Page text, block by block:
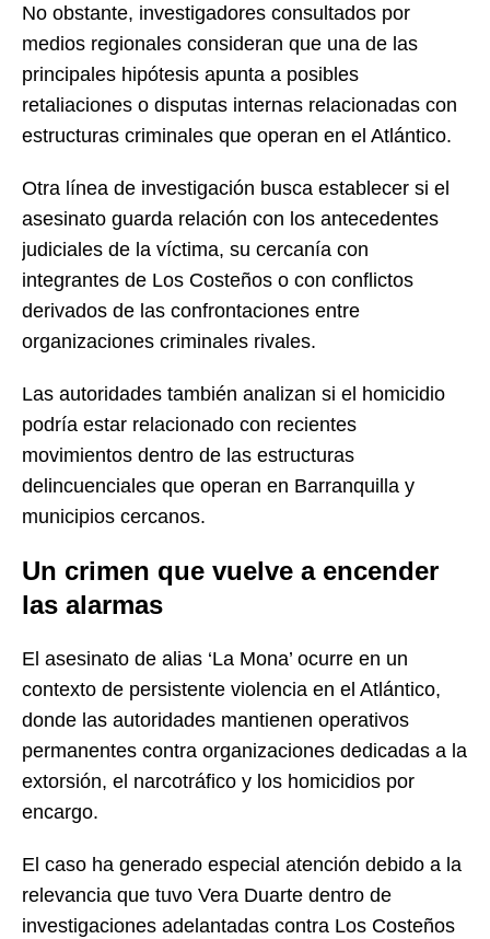
No obstante, investigadores consultados por
medios regionales consideran que una de las
principales hipótesis apunta a posibles
retaliaciones o disputas internas relacionadas con
estructuras criminales que operan en el Atlántico.
Otra línea de investigación busca establecer si el
asesinato guarda relación con los antecedentes
judiciales de la víctima, su cercanía con
integrantes de Los Costeños o con conflictos
derivados de las confrontaciones entre
organizaciones criminales rivales.
Las autoridades también analizan si el homicidio
podría estar relacionado con recientes
movimientos dentro de las estructuras
delincuenciales que operan en Barranquilla y
municipios cercanos.
Un crimen que vuelve a encender
las alarmas
El asesinato de alias ‘La Mona’ ocurre en un
contexto de persistente violencia en el Atlántico,
donde las autoridades mantienen operativos
permanentes contra organizaciones dedicadas a la
extorsión, el narcotráfico y los homicidios por
encargo.
El caso ha generado especial atención debido a la
relevancia que tuvo Vera Duarte dentro de
investigaciones adelantadas contra Los Costeños